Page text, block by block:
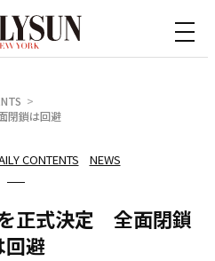
閉鎖は回避
CONTENTS NEWS
正式決定 全面閉鎖
回避